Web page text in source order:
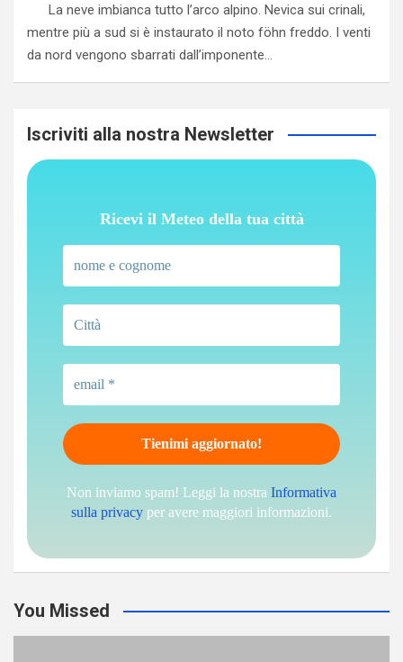
La neve imbianca tutto l’arco alpino. Nevica sui crinali,
mentre più a sud si è instaurato il noto föhn freddo. I venti
da nord vengono sbarrati dall’imponente…
Iscriviti alla nostra Newsletter
Ricevi il Meteo della tua città
Non inviamo spam! Leggi la nostra Informativa
sulla privacy per avere maggiori informazioni.
You Missed